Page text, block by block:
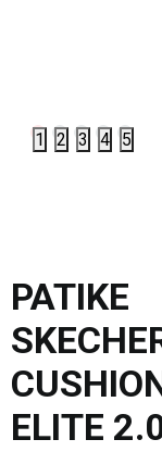
1 2 3 4 5
PATIKE
ELITE